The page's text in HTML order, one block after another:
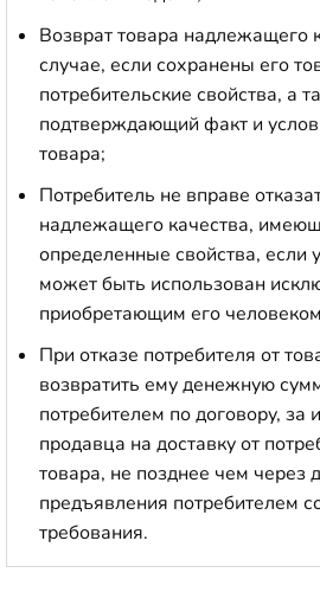
Возврат товара надлежащего
случае, если сохранены его
потребительские свойства, а
подтверждающий факт и
товара;
Потребитель не вправе
надлежащего качества,
определенные свойства, если
может быть использован
приобретающим его
При отказе потребителя от
возвратить ему денежную
потребителем по договору,
продавца на доставку от
товара, не позднее чем через
предъявления потребителем
требования.